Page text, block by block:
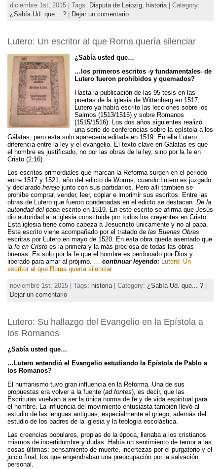
diciembre 1st, 2015 | Tags: Disputa de Leipzig, historia| Category:
¿Sabía Ud. que... ?
Dejar un comentario
Lutero: Un escritor al que Roma quería silenciar
¿Sabía usted que…
…los primeros escritos -y fundamentales- de
Lutero fueron prohibidos y quemados?
Hasta la publicación de las 95 tesis en las
puertas de la iglesia de Wittenberg en 1517,
Lutero ya había escrito las lecciones sobre los
Salmos (1513/1515) y sobre Romanos
(1515/1516). Los dos años siguientes realizó
una serie de conferencias sobre la epístola a los
Gálatas, pero esta solo aparecería editada en 1519. En ella Lutero
diferencia entre la ley y el evangelio. El texto clave en Gálatas es que
el hombre es justificado, no por las obras de la ley, sino por la fe en
Cristo (2:16).
Los escritos primordiales que marcan la Reforma surgen en el periodo
entre 1517 y 1521, año del edicto de Worms, cuando Lutero es juzgado
y declarado hereje junto con sus partidarios. Pero allí también se
prohíbe comprar, vender, leer, copiar e imprimir sus escritos. Entre las
obras de Lutero que fueron condenadas en el edicto se destacan: De la
autoridad del papa escrito en 1519. En este escrito se afirma que Jesús
dio autoridad a la iglesia constituida por todos los creyentes en Cristo.
Esta iglesia tiene como cabeza a Jesucristo únicamente y no al papa.
Este escrito viene acompañado por el tratado de las Buenas Obras
escritas por Lutero en mayo de 1520. En esta obra queda asentado que
la fe en Cristo es la primera y la más preciosa de todas las obras
buenas. Es solo por la fe que el hombre es perdonado por Dios y
liberado para amar al prójimo. … continuar leyendo: Lutero: Un
escritor al que Roma quería silenciar
noviembre 1st, 2015 | Tags: historia| Category: ¿Sabía Ud. que... ?
Dejar un comentario
Lutero: Su hallazgo del Evangelio en la Epístola a
los Romanos
¿Sabía usted que…
…Lutero entendió el Evangelio estudiando la Epístola de Pablo a
los Romanos?
El humanismo tuvo gran influencia en la Reforma. Una de sus
propuestas era volver a la fuente (ad fontes), es decir, que las
Escrituras vuelvan a ser la única norma de fe y de vida espiritual para
el hombre. La influencia del movimiento entusiasta también llevó al
estudio de las lenguas antiguas, especialmente el griego, además del
estudio de los padres de la iglesia y la teología escolástica.
Las creencias populares, propias de la época, llenaba a los cristianos
mismos de incertidumbre y dudas. Había un sentimiento de temor a las
cosas últimas: pensamiento de muerte, incertezas por el purgatorio y el
juicio final, los que engendraban una preocupación por la salvación
personal.